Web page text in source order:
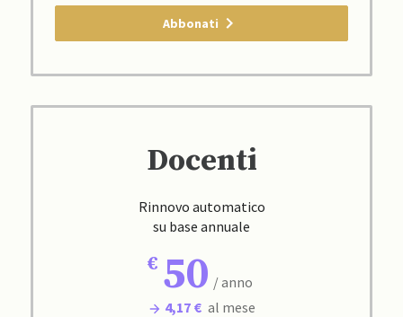
Abbonati
Docenti
Rinnovo automatico
su base annuale
50 / anno
4,17 € al mese